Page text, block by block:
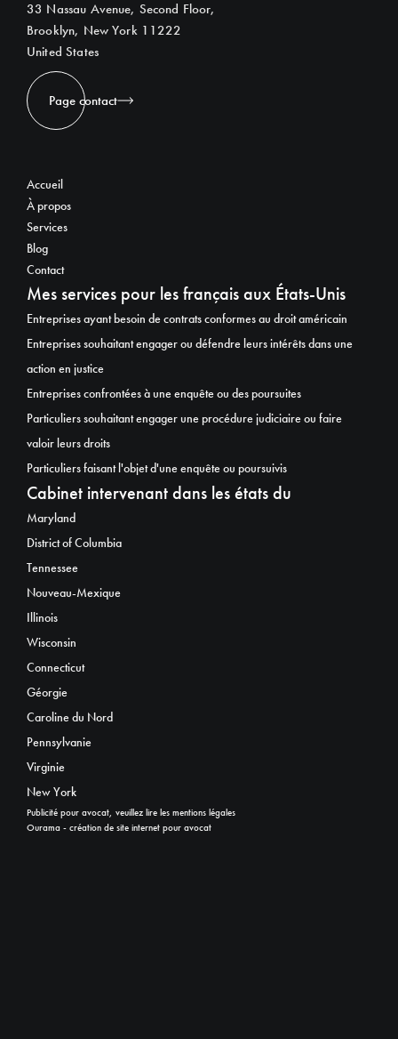
33 Nassau Avenue, Second Floor,
Brooklyn, New York 11222
United States
Page contact
Accueil
À propos
Services
Blog
Contact
Mes services pour les français aux États-Unis
Entreprises ayant besoin de contrats conformes au droit américain
Entreprises souhaitant engager ou défendre leurs intérêts dans une
action en justice
Entreprises confrontées à une enquête ou des poursuites
Particuliers souhaitant engager une procédure judiciaire ou faire
valoir leurs droits
Particuliers faisant l'objet d'une enquête ou poursuivis
Cabinet intervenant dans les états du
Maryland
District of Columbia
Tennessee
Nouveau-Mexique
Illinois
Wisconsin
Connecticut
Géorgie
Caroline du Nord
Pennsylvanie
Virginie
New York
Publicité pour avocat, veuillez lire les mentions légales
Ourama - création de site internet pour avocat